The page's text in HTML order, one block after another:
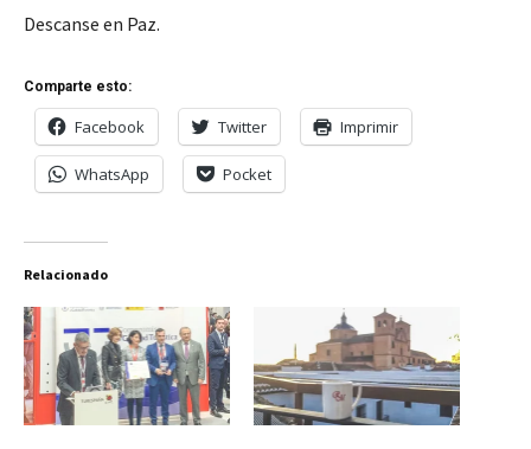
Descanse en Paz.
Comparte esto:
Facebook Twitter Imprimir
WhatsApp Pocket
Relacionado